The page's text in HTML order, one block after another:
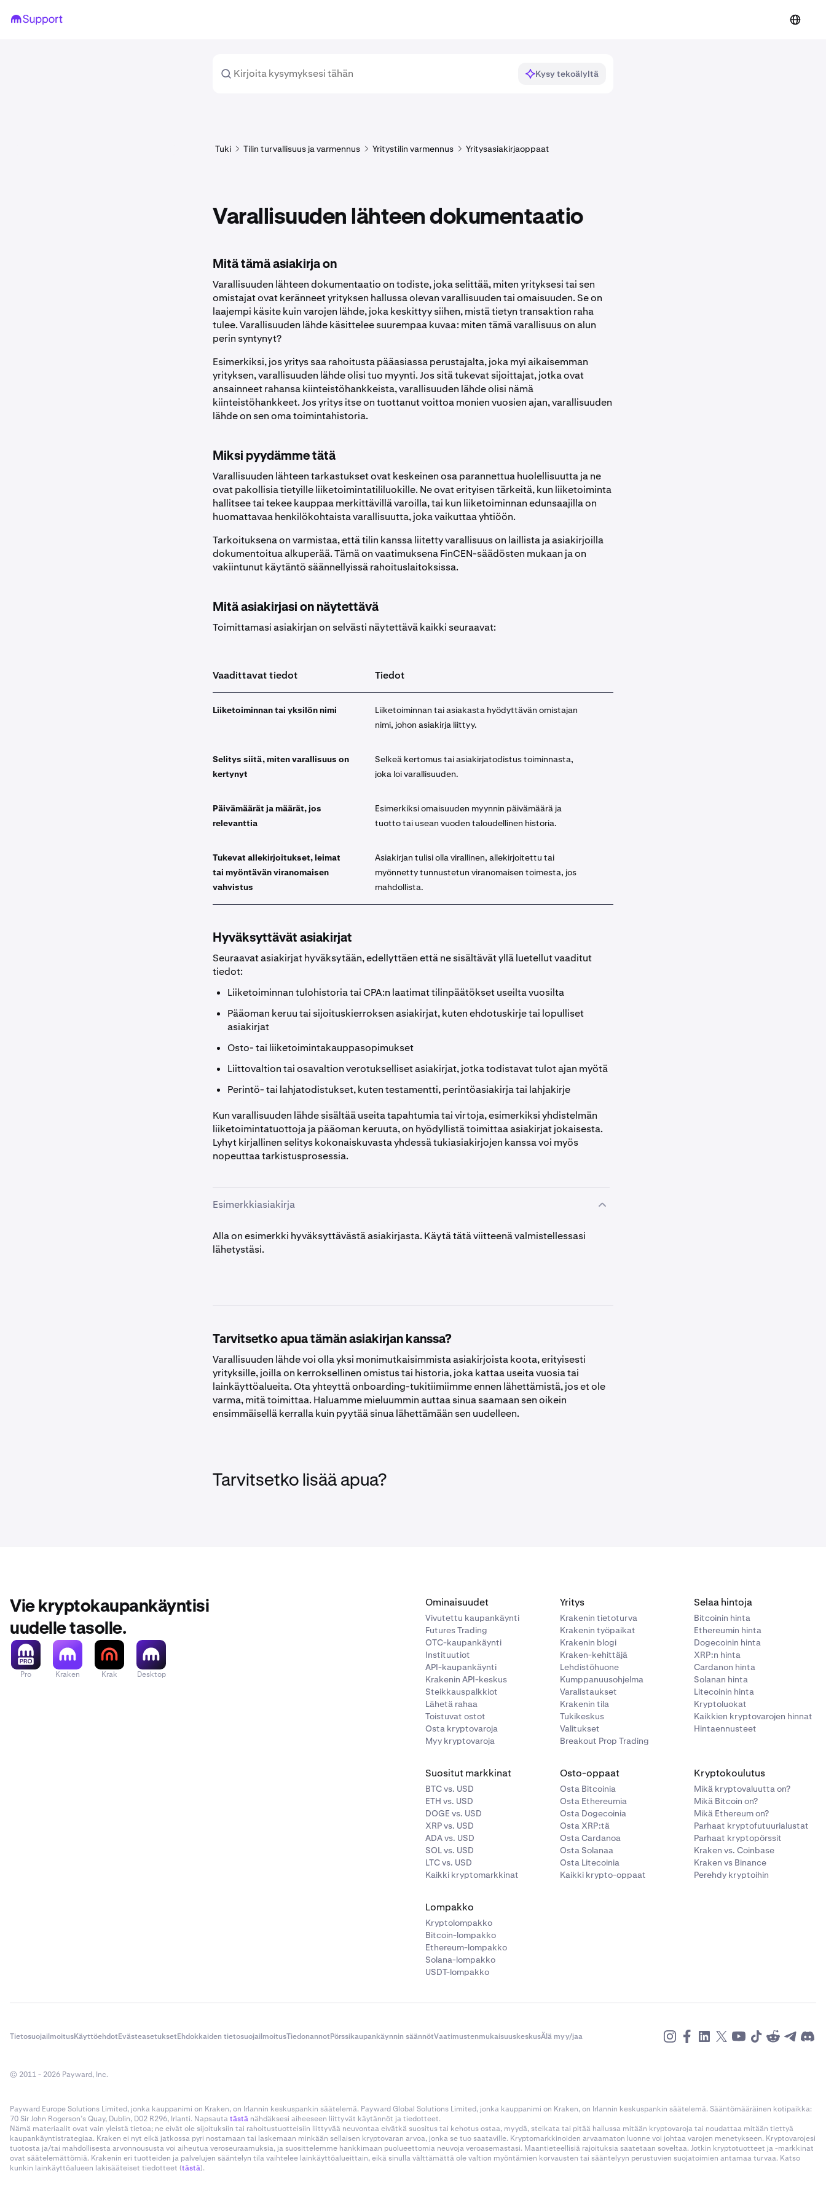
Kysy tekoälyltä
Tuki Tilin turvallisuus ja varmennus Yritystilin varmennus Yritysasiakirjaoppaat
Varallisuuden lähteen dokumentaatio
Mitä tämä asiakirja on
Varallisuuden lähteen dokumentaatio on todiste, joka selittää, miten yrityksesi tai sen
omistajat ovat keränneet yrityksen hallussa olevan varallisuuden tai omaisuuden. Se on
laajempi käsite kuin varojen lähde, joka keskittyy siihen, mistä tietyn transaktion raha
tulee. Varallisuuden lähde käsittelee suurempaa kuvaa: miten tämä varallisuus on alun
perin syntynyt?
Esimerkiksi, jos yritys saa rahoitusta pääasiassa perustajalta, joka myi aikaisemman
yrityksen, varallisuuden lähde olisi tuo myynti. Jos sitä tukevat sijoittajat, jotka ovat
ansainneet rahansa kiinteistöhankkeista, varallisuuden lähde olisi nämä
kiinteistöhankkeet. Jos yritys itse on tuottanut voittoa monien vuosien ajan, varallisuuden
lähde on sen oma toimintahistoria.
Miksi pyydämme tätä
Varallisuuden lähteen tarkastukset ovat keskeinen osa parannettua huolellisuutta ja ne
ovat pakollisia tietyille liiketoimintatililuokille. Ne ovat erityisen tärkeitä, kun liiketoiminta
hallitsee tai tekee kauppaa merkittävillä varoilla, tai kun liiketoiminnan edunsaajilla on
huomattavaa henkilökohtaista varallisuutta, joka vaikuttaa yhtiöön.
Tarkoituksena on varmistaa, että tilin kanssa liitetty varallisuus on laillista ja asiakirjoilla
dokumentoitua alkuperää. Tämä on vaatimuksena FinCEN-säädösten mukaan ja on
vakiintunut käytäntö säännellyissä rahoituslaitoksissa.
Mitä asiakirjasi on näytettävä
Toimittamasi asiakirjan on selvästi näytettävä kaikki seuraavat:
Vaadittavat tiedot Tiedot
Liiketoiminnan tai yksilön nimi
Liiketoiminnan tai asiakasta hyödyttävän omistajan
nimi, johon asiakirja liittyy.
Selitys siitä, miten varallisuus on
kertynyt
Selkeä kertomus tai asiakirjatodistus toiminnasta,
joka loi varallisuuden.
Päivämäärät ja määrät, jos
relevanttia
Esimerkiksi omaisuuden myynnin päivämäärä ja
tuotto tai usean vuoden taloudellinen historia.
Tukevat allekirjoitukset, leimat
tai myöntävän viranomaisen
vahvistus
Asiakirjan tulisi olla virallinen, allekirjoitettu tai
myönnetty tunnustetun viranomaisen toimesta, jos
mahdollista.
Hyväksyttävät asiakirjat
Seuraavat asiakirjat hyväksytään, edellyttäen että ne sisältävät yllä luetellut vaaditut
tiedot:
Liiketoiminnan tulohistoria tai CPA:n laatimat tilinpäätökset useilta vuosilta
Pääoman keruu tai sijoituskierroksen asiakirjat, kuten ehdotuskirje tai lopulliset
asiakirjat
Osto- tai liiketoimintakauppasopimukset
Liittovaltion tai osavaltion verotukselliset asiakirjat, jotka todistavat tulot ajan myötä
Perintö- tai lahjatodistukset, kuten testamentti, perintöasiakirja tai lahjakirje
Kun varallisuuden lähde sisältää useita tapahtumia tai virtoja, esimerkiksi yhdistelmän
liiketoimintatuottoja ja pääoman keruuta, on hyödyllistä toimittaa asiakirjat jokaisesta.
Lyhyt kirjallinen selitys kokonaiskuvasta yhdessä tukiasiakirjojen kanssa voi myös
nopeuttaa tarkistusprosessia.
Esimerkkiasiakirja
Alla on esimerkki hyväksyttävästä asiakirjasta. Käytä tätä viitteenä valmistellessasi
lähetystäsi.
Tarvitsetko apua tämän asiakirjan kanssa?
Varallisuuden lähde voi olla yksi monimutkaisimmista asiakirjoista koota, erityisesti
yrityksille, joilla on kerroksellinen omistus tai historia, joka kattaa useita vuosia tai
lainkäyttöalueita. Ota yhteyttä onboarding-tukitiimiimme ennen lähettämistä, jos et ole
varma, mitä toimittaa. Haluamme mieluummin auttaa sinua saamaan sen oikein
ensimmäisellä kerralla kuin pyytää sinua lähettämään sen uudelleen.
Tarvitsetko lisää apua?
Vie kryptokaupankäyntisi
uudelle tasolle.
Pro Kraken Krak Desktop
Ominaisuudet
Vivutettu kaupankäynti
Futures Trading
OTC-kaupankäynti
Instituutiot
API-kaupankäynti
Krakenin API-keskus
Steikkauspalkkiot
Lähetä rahaa
Toistuvat ostot
Osta kryptovaroja
Myy kryptovaroja
Yritys
Krakenin tietoturva
Krakenin työpaikat
Krakenin blogi
Kraken-kehittäjä
Lehdistöhuone
Kumppanuusohjelma
Varalistaukset
Krakenin tila
Tukikeskus
Valitukset
Breakout Prop Trading
Selaa hintoja
Bitcoinin hinta
Ethereumin hinta
Dogecoinin hinta
XRP:n hinta
Cardanon hinta
Solanan hinta
Litecoinin hinta
Kryptoluokat
Kaikkien kryptovarojen hinnat
Hintaennusteet
Suositut markkinat
BTC vs. USD
ETH vs. USD
DOGE vs. USD
XRP vs. USD
ADA vs. USD
SOL vs. USD
LTC vs. USD
Kaikki kryptomarkkinat
Osto-oppaat
Osta Bitcoinia
Osta Ethereumia
Osta Dogecoinia
Osta XRP:tä
Osta Cardanoa
Osta Solanaa
Osta Litecoinia
Kaikki krypto-oppaat
Kryptokoulutus
Mikä kryptovaluutta on?
Mikä Bitcoin on?
Mikä Ethereum on?
Parhaat kryptofutuurialustat
Parhaat kryptopörssit
Kraken vs. Coinbase
Kraken vs Binance
Perehdy kryptoihin
Lompakko
Kryptolompakko
Bitcoin-lompakko
Ethereum-lompakko
Solana-lompakko
USDT-lompakko
TietosuojailmoitusKäyttöehdotEvästeasetuksetEhdokkaiden tietosuojailmoitusTiedonannotPörssikaupankäynnin säännötVaatimustenmukaisuuskeskusÄlä myy/jaa
© 2011 - 2026 Payward, Inc.
Payward Europe Solutions Limited, jonka kauppanimi on Kraken, on Irlannin keskuspankin säätelemä. Payward Global Solutions Limited, jonka kauppanimi on Kraken, on Irlannin keskuspankin säätelemä. Sääntömääräinen kotipaikka:
70 Sir John Rogerson’s Quay, Dublin, D02 R296, Irlanti. Napsautatästä nähdäksesi aiheeseen liittyvät käytännöt ja tiedotteet.
Nämä materiaalit ovat vain yleistä tietoa; ne eivät ole sijoituksiin tai rahoitustuotteisiin liittyvää neuvontaa eivätkä suositus tai kehotus ostaa, myydä, steikata tai pitää hallussa mitään kryptovaroja tai noudattaa mitään tiettyä
kaupankäyntistrategiaa. Kraken ei nyt eikä jatkossa pyri nostamaan tai laskemaan minkään sellaisen kryptovaran arvoa, jonka se tuo saataville. Kryptomarkkinoiden arvaamaton luonne voi johtaa varojen menetykseen. Kryptovarojesi
tuotosta ja/tai mahdollisesta arvonnoususta voi aiheutua veroseuraamuksia, ja suosittelemme hankkimaan puolueettomia neuvoja veroasemastasi. Maantieteellisiä rajoituksia saatetaan soveltaa. Jotkin kryptotuotteet ja -markkinat
ovat säätelemättömiä. Krakenin eri tuotteiden ja palvelujen sääntelyn tila vaihtelee lainkäyttöalueittain, eikä sinulla välttämättä ole valtion myöntämien korvausten tai sääntelyyn perustuvien suojatoimien antamaa turvaa. Katso
kunkin lainkäyttöalueen lakisääteiset tiedotteet (tästä).